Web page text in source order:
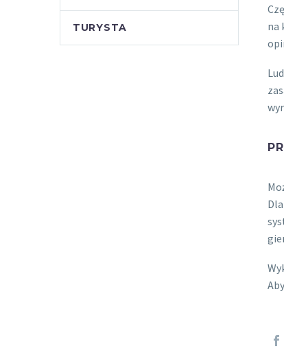
na
TURYSTA